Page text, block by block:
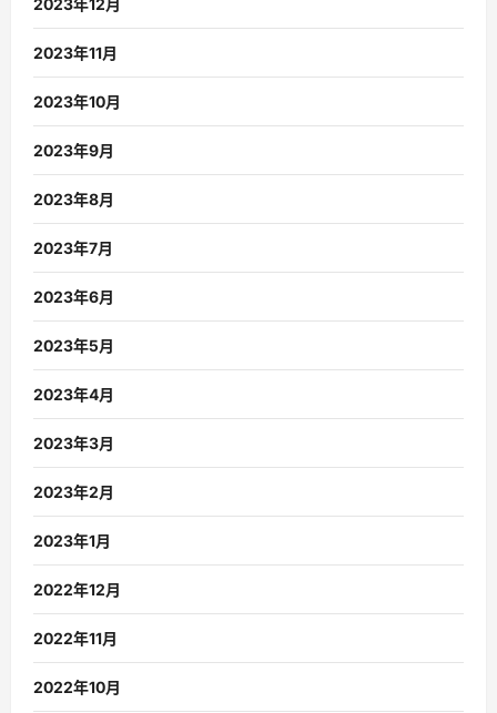
2023年11月
2023年10月
2023年9月
2023年8月
2023年7月
2023年6月
2023年5月
2023年4月
2023年3月
2023年2月
2023年1月
2022年12月
2022年11月
2022年10月